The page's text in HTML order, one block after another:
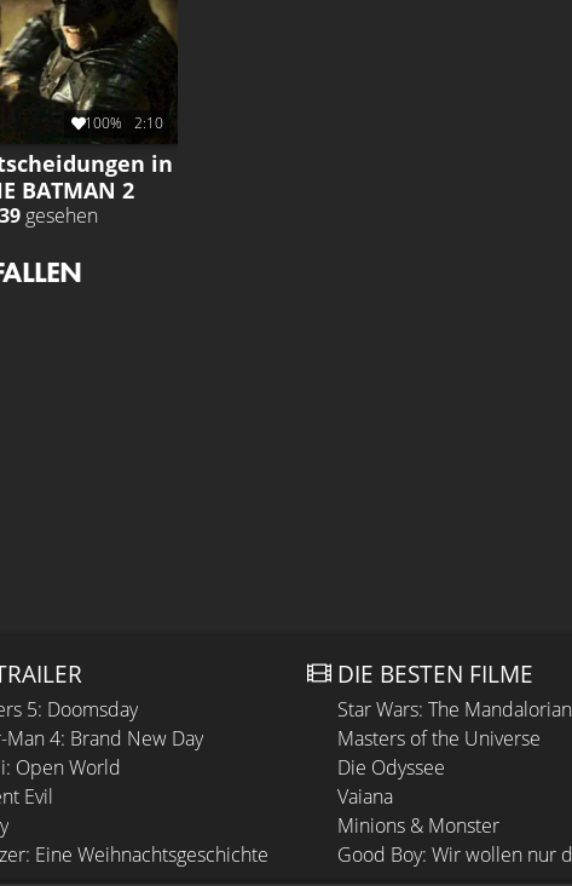
100% 2:10
in
BATMAN 2
gesehen
5: Doomsday
Man 4: Brand New Day
Open World
Evil
Eine Weihnachtsgeschichte
DIE BESTEN FILME
Star Wars: The
Masters of the Universe
Die Odyssee
Vaiana
Minions & Monster
Good Boy: Wir wollen nur